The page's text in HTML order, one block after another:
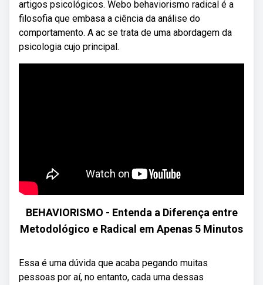
artigos psicológicos. Webo behaviorismo radical é a
filosofia que embasa a ciência da análise do
comportamento. A ac se trata de uma abordagem da
psicologia cujo principal.
BEHAVIORISMO - Entenda a Diferença entre
Metodológico e Radical em Apenas 5 Minutos
Essa é uma dúvida que acaba pegando muitas
pessoas por aí, no entanto, cada uma dessas